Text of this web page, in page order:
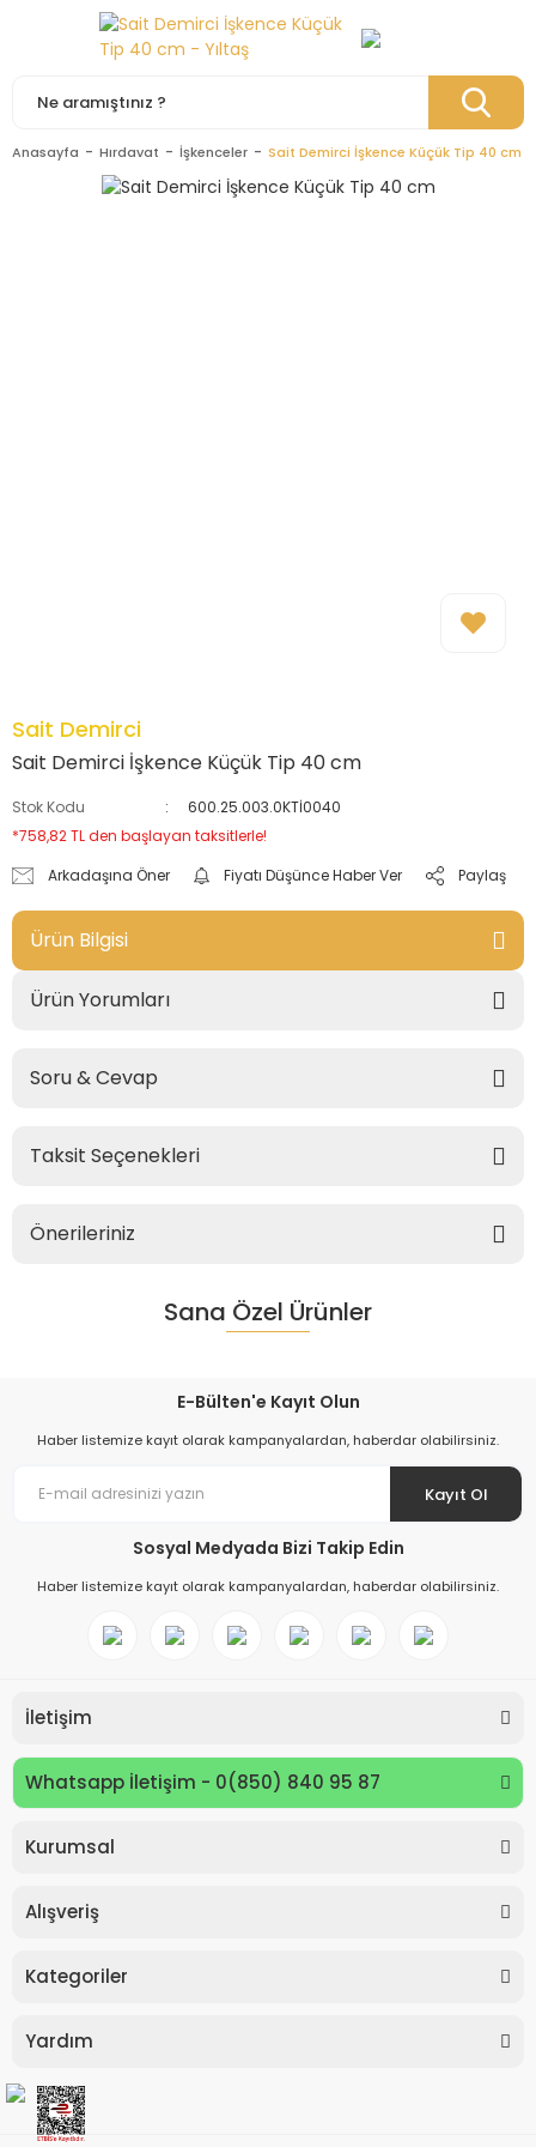
Anasayfa Hırdavat İşkenceler Sait Demirci İşkence Küçük Tip 40 cm
Sait Demirci
Sait Demirci İşkence Küçük Tip 40 cm
Stok Kodu
600.25.003.0KTİ0040
*758,82 TL den başlayan taksitlerle!
Arkadaşına Öner
Fiyatı Düşünce Haber Ver Paylaş
Ürün Bilgisi
Ürün Yorumları
Soru & Cevap
Taksit Seçenekleri
Önerileriniz
Sana Özel Ürünler
E-Bülten'e Kayıt Olun
Haber listemize kayıt olarak kampanyalardan, haberdar olabilirsiniz.
Kayıt Ol
Sosyal Medyada Bizi Takip Edin
Haber listemize kayıt olarak kampanyalardan, haberdar olabilirsiniz.
İletişim
Whatsapp İletişim - 0(850) 840 95 87
Kurumsal
Alışveriş
Kategoriler
Yardım